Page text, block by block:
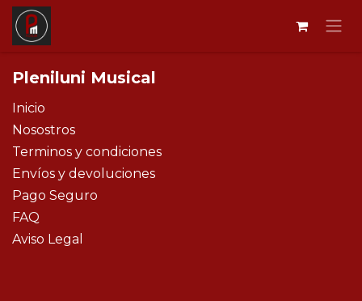
Ir al contenido
Pleniluni Musical
Inicio
Nosostros
Terminos y condiciones
Envíos y devoluciones
Pago Seguro
FAQ
Aviso Legal